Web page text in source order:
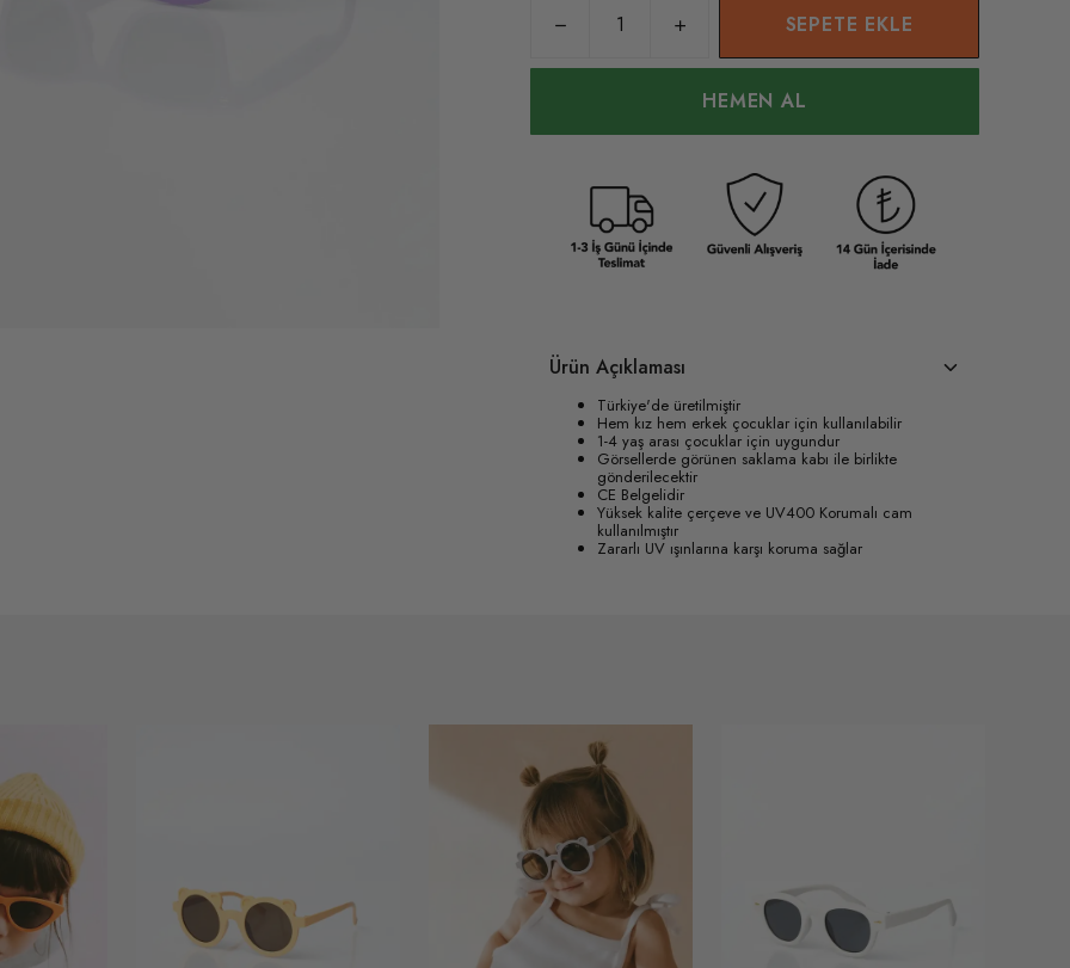
SEPETE EKLE
HEMEN AL
Ürün Açıklaması
Türkiye'de üretilmiştir
Hem kız hem erkek çocuklar için kullanılabilir
1-4 yaş arası çocuklar için uygundur
Görsellerde görünen saklama kabı ile birlikte
gönderilecektir
CE Belgelidir
Yüksek kalite çerçeve ve UV400 Korumalı cam
kullanılmıştır
Zararlı UV ışınlarına karşı koruma sağlar